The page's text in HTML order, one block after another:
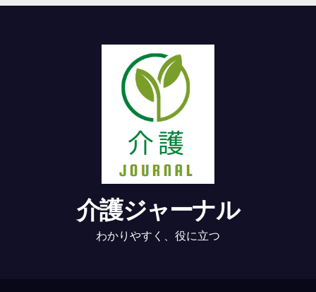
介護ジャーナル
わかりやすく、役に立つ